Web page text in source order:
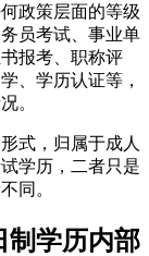
政策层面的等级
员考试、事业单
报考、职称评
、学历认证等，
。
式，归属于成人
学历，二者只是
同。
制学历内部